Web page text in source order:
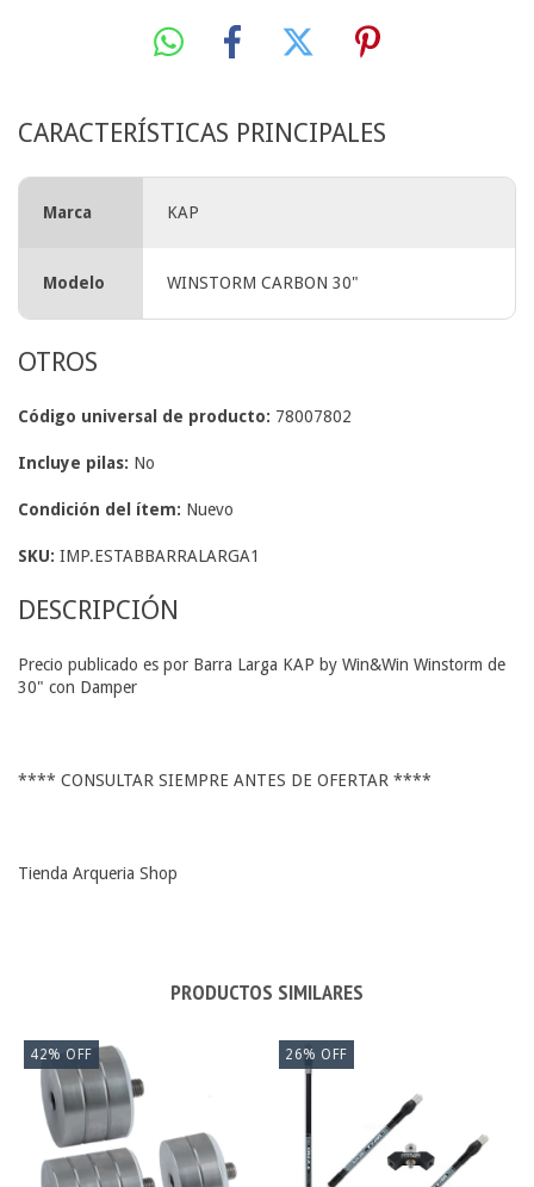
CARACTERÍSTICAS PRINCIPALES
Marca KAP
Modelo WINSTORM CARBON 30"
OTROS
Código universal de producto: 78007802
Incluye pilas: No
Condición del ítem: Nuevo
SKU: IMP.ESTABBARRALARGA1
DESCRIPCIÓN
Precio publicado es por Barra Larga KAP by Win&Win Winstorm de
30" con Damper
**** CONSULTAR SIEMPRE ANTES DE OFERTAR ****
Tienda Arqueria Shop
PRODUCTOS SIMILARES
42% OFF 26% OFF